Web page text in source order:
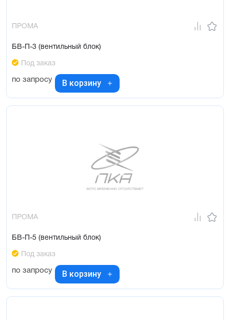
ПРОМА
БВ-П-3 (вентильный блок)
Под заказ
по запросу В корзину
ПРОМА
БВ-П-5 (вентильный блок)
Под заказ
по запросу В корзину